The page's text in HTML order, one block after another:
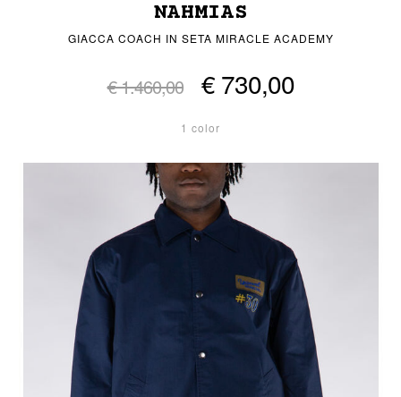
NAHMIAS
GIACCA COACH IN SETA MIRACLE ACADEMY
€ 1.460,00 € 730,00
1 color